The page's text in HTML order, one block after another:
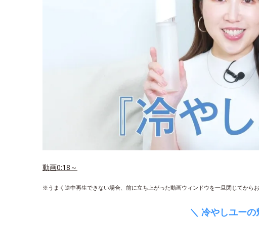
動画0:18～
※うまく途中再生できない場合、前に立ち上がった動画ウィンドウを一旦閉じてからお
＼ 冷やしユーの